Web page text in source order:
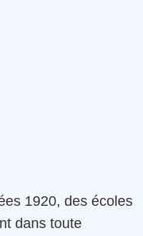
1920, des écoles
dans toute